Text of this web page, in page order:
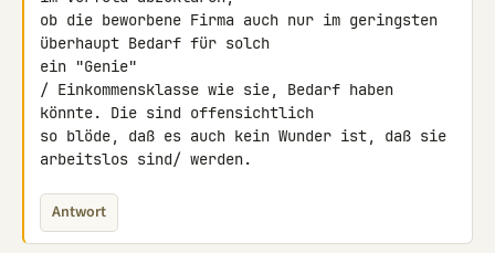
ob die beworbene Firma auch nur im geringsten
überhaupt Bedarf für solch
ein "Genie"
/ Einkommensklasse wie sie, Bedarf haben
könnte. Die sind offensichtlich
so blöde, daß es auch kein Wunder ist, daß sie
arbeitslos sind/ werden.
Antwort